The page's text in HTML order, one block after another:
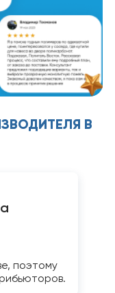
В
поэтому